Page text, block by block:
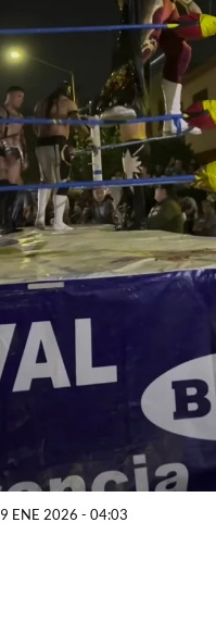
9 ENE 2026 - 04:03